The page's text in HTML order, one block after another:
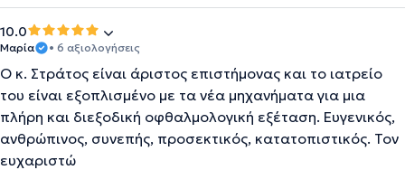
10.0
Μαρία • 6 αξιολογήσεις
Ο κ. Στράτος είναι άριστος επιστήμονας και το ιατρείο
του είναι εξοπλισμένο με τα νέα μηχανήματα για μια
πλήρη και διεξοδική οφθαλμολογική εξέταση. Ευγενικός,
ανθρώπινος, συνεπής, προσεκτικός, κατατοπιστικός. Τον
ευχαριστώ